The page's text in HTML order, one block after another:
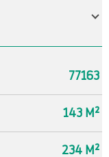
77163
143 M²
234 M²